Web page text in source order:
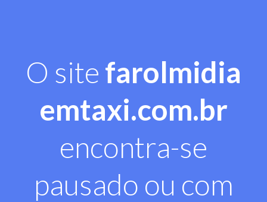
O site farolmidia
emtaxi.com.br
encontra-se
pausado ou com